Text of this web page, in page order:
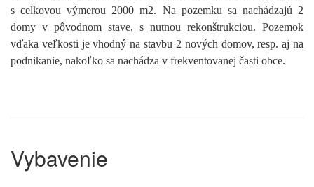
s celkovou výmerou 2000 m2. Na pozemku sa nachádzajú 2
domy v pôvodnom stave, s nutnou rekonštrukciou. Pozemok
vďaka veľkosti je vhodný na stavbu 2 nových domov, resp. aj na
podnikanie, nakoľko sa nachádza v frekventovanej časti obce.
Vybavenie